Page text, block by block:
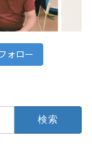
ォロー